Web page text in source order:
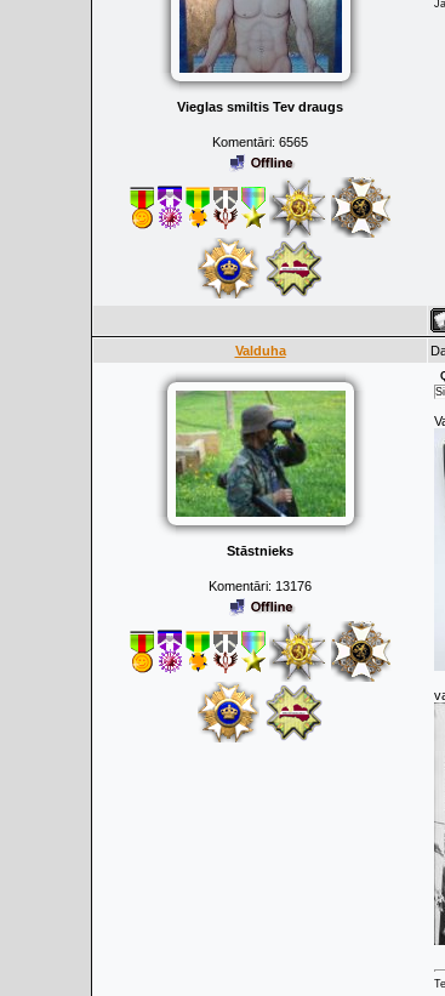
Vieglas smiltis Tev draugs
Komentāri: 6565
Valduha
Stāstnieks
Komentāri: 13176